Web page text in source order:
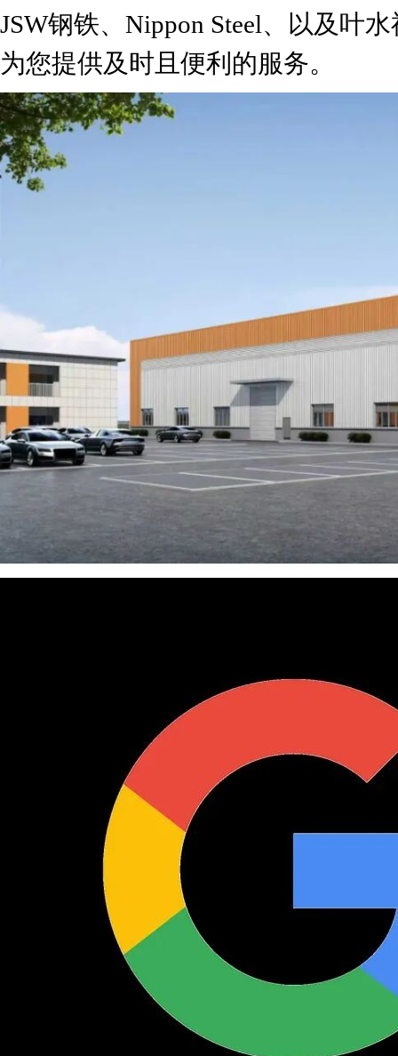
JSW钢铁、Nippon Steel、以及叶
为您提供及时且便利的服务。